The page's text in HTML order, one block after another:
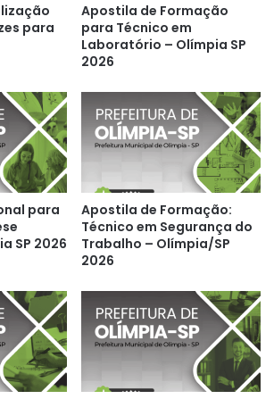
para
Apostila de Formação
para Técnico em
Laboratório – Olímpia SP
2026
para
SP 2026
Apostila de Formação:
Técnico em Segurança do
Trabalho – Olímpia/SP
2026